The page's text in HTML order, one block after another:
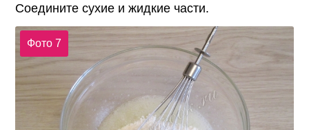
Соедините сухие и жидкие части.
Фото 7